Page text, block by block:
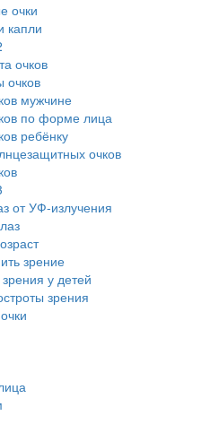
очки
капли
очков
очков
мужчине
по форме лица
ребёнку
очков
от УФ-излучения
зрение
у детей
зрения